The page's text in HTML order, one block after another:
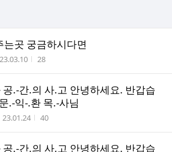
곳 궁금하시다면
작성시간
23.03.10 조회수
28
.-간.의 사.고 안녕하세요. 반갑습
.-익-.환 목.-사님
작성시간
23.01.24 조회수
40
.-간.의 사.고 안녕하세요. 반갑습